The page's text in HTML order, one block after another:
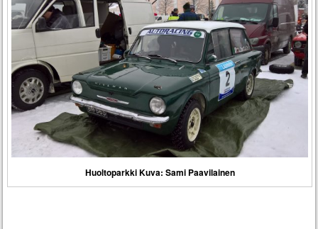
Huoltoparkki Kuva: Sami Paavilainen